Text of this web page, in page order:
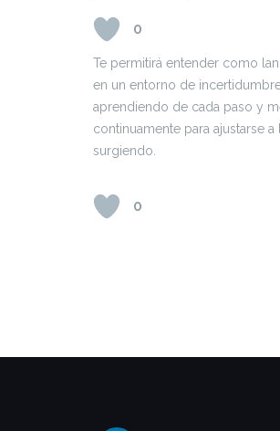
0
Te permitirá entender como
en un entorno de
aprendiendo de cada paso y
continuamente para ajustarse
surgiendo.
0